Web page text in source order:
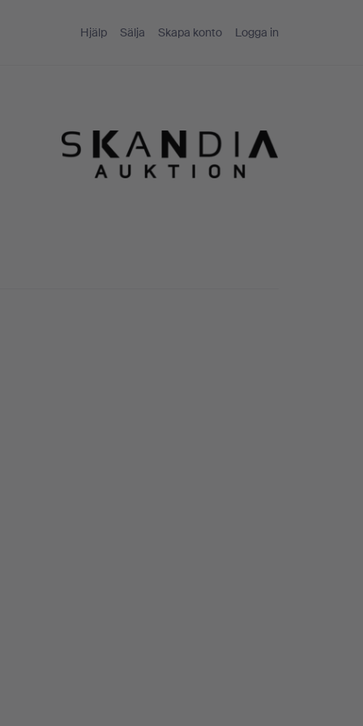
Hjälp Sälja Skapa konto Logga in